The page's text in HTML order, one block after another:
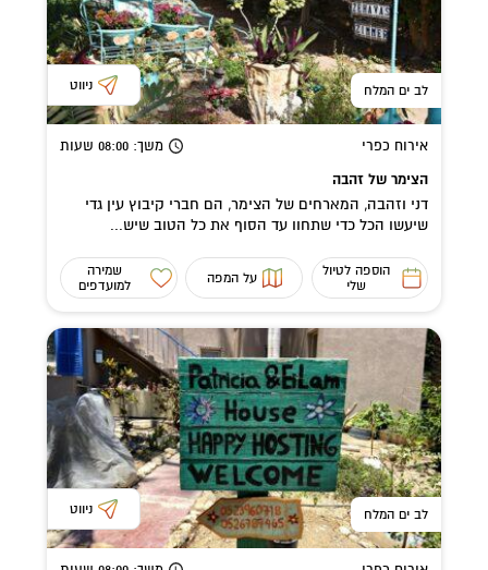
לב ים המלח ניווט
אירוח כפרי משך: 08:00 שעות
הצימר של זהבה
דני וזהבה, המארחים של הצימר, הם חברי קיבוץ עין גדי
שיעשו הכל כדי שתחוו עד הסוף את כל הטוב שיש...
הוספה לטיול
שלי
על המפה
שמירה
למועדפים
לב ים המלח ניווט